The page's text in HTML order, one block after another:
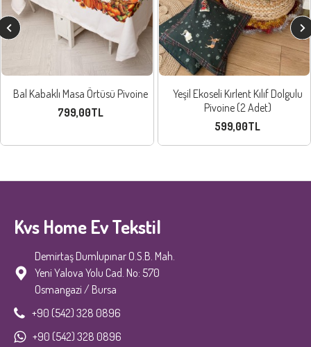
Bal Kabaklı Masa Örtüsü Pivoine
799,00TL
Yeşil Ekoseli Kırlent Kılıf Dolgulu
Pivoine (2 Adet)
599,00TL
Kvs Home Ev Tekstil
Demirtaş Dumlupınar O.S.B. Mah.
Yeni Yalova Yolu Cad. No: 570
Osmangazi / Bursa
+90 (542) 328 0896
+90 (542) 328 0896